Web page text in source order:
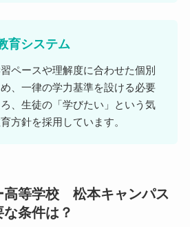
育システム
ペースや理解度に合わせた個別
、一律の学力基準を設ける必要
、生徒の「学びたい」という気
方針を採用しています。
高等学校 松本キャンパス
条件は？